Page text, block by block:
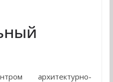
архитектурно-